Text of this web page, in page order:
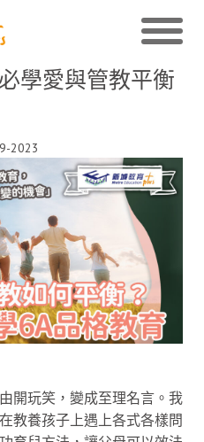
學愛與管教平衡
2023
開玩笑，變成至理名言。我
教養孩子上遇上各式各樣問